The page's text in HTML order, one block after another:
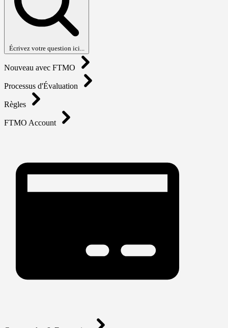
Écrivez votre question ici...
Nouveau avec FTMO
Processus d'Évaluation
Règles
FTMO Account